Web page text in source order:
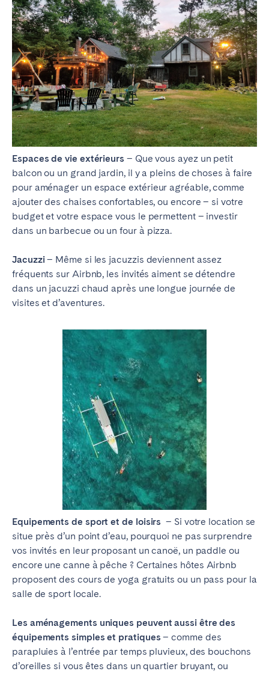
Espaces de vie extérieurs – Que vous ayez un petit
balcon ou un grand jardin, il y a pleins de choses à faire
pour aménager un espace extérieur agréable, comme
ajouter des chaises confortables, ou encore – si votre
budget et votre espace vous le permettent – investir
dans un barbecue ou un four à pizza.
Jacuzzi– Même si les jacuzzis deviennent assez
fréquents sur Airbnb, les invités aiment se détendre
dans un jacuzzi chaud après une longue journée de
visites et d’aventures.
Equipements de sport et de loisirs – Si votre location se
situe près d’un point d’eau, pourquoi ne pas surprendre
vos invités en leur proposant un canoë, un paddle ou
encore une canne à pêche ? Certaines hôtes Airbnb
proposent des cours de yoga gratuits ou un pass pour la
salle de sport locale.
Les aménagements uniques peuvent aussi être des
équipements simples et pratiques – comme des
parapluies à l’entrée par temps pluvieux, des bouchons
d’oreilles si vous êtes dans un quartier bruyant, ou